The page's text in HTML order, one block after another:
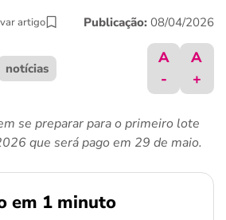
artigo Publicação: 08/04/2026
notícias
A
-
A
+
se preparar para o primeiro lote
que será pago em 29 de maio.
em 1 minuto